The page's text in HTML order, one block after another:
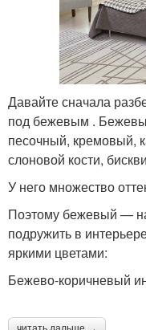
Давайте сначала
под бежевым .
песочный, кремовый,
слоновой кости,
У него множество
Поэтому бежевый —
подружить в
яркими цветами:
Бежево-коричневый